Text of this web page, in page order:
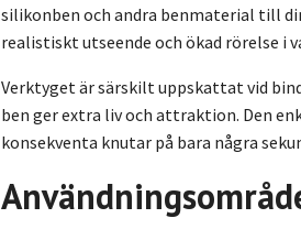
silikonben och andra benmaterial till
realistiskt utseende och ökad rörelse i
Verktyget är särskilt uppskattat vid
ben ger extra liv och attraktion. Den
konsekventa knutar på bara några